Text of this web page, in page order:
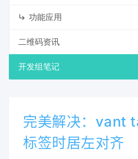
功能应用
二维码资讯
开发组笔记
完美解决：vant
标签时居左对齐